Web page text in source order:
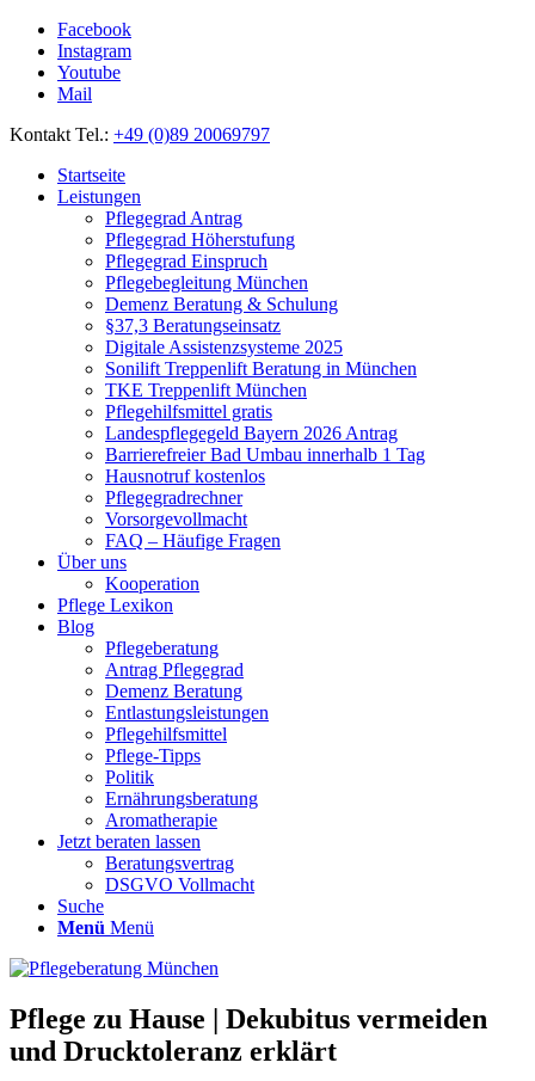
Facebook
Instagram
Youtube
Mail
Kontakt Tel.: +49 (0)89 20069797
Startseite
Leistungen
Pflegegrad Antrag
Pflegegrad Höherstufung
Pflegegrad Einspruch
Pflegebegleitung München
Demenz Beratung & Schulung
§37,3 Beratungseinsatz
Digitale Assistenzsysteme 2025
Sonilift Treppenlift Beratung in München
TKE Treppenlift München
Pflegehilfsmittel gratis
Landespflegegeld Bayern 2026 Antrag
Barrierefreier Bad Umbau innerhalb 1 Tag
Hausnotruf kostenlos
Pflegegradrechner
Vorsorgevollmacht
FAQ – Häufige Fragen
Über uns
Kooperation
Pflege Lexikon
Blog
Pflegeberatung
Antrag Pflegegrad
Demenz Beratung
Entlastungsleistungen
Pflegehilfsmittel
Pflege-Tipps
Politik
Ernährungsberatung
Aromatherapie
Jetzt beraten lassen
Beratungsvertrag
DSGVO Vollmacht
Suche
Menü Menü
Pflege zu Hause | Dekubitus vermeiden
und Drucktoleranz erklärt